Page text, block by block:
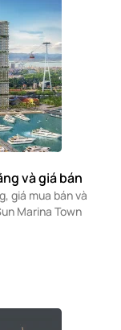
và giá bán
giá mua bán và
Marina Town